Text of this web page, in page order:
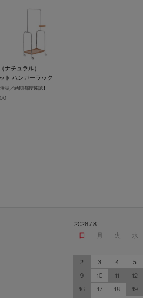
ナチュラル）
ト ハンガーラック
品／納期 都度確認】
2026 / 8
日
月 火 水
2
3 4 5
9
10 11 12
16
17 18 19